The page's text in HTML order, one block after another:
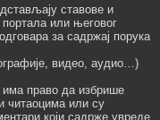
ставове и
или његовог
за садржај порука
видео, аудио…)
право да избрише
читаоцима или су
који садрже увреде,